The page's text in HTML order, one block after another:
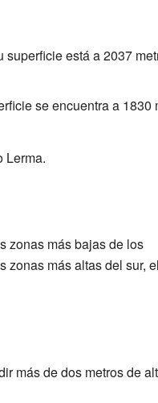
está a 2037
se encuentra a 1830
Lerma.
zonas más bajas de los
zonas más altas del sur,
más de dos metros de